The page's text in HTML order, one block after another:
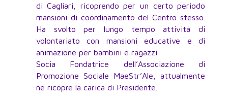
di Cagliari, ricoprendo per un certo periodo
mansioni di coordinamento del Centro stesso.
Ha svolto per lungo tempo attività di
volontariato con mansioni educative e di
animazione per bambini e ragazzi.
Socia Fondatrice dell’Associazione di
Promozione Sociale MaeStr’Ale, attualmente
ne ricopre la carica di Presidente.